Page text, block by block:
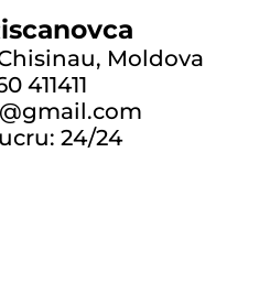
Moldova
411411
24/24